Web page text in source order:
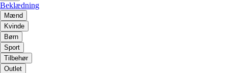
Beklædning
Mænd
Kvinde
Børn
Sport
Tilbehør
Outlet